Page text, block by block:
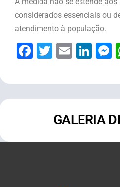
considerados essenciais ou
atendimento à população.
Facebook
Twitter
Email
GALERIA